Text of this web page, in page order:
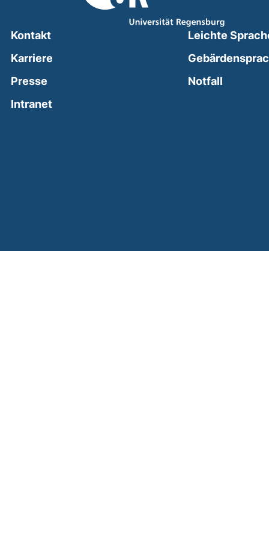
Kontakt
Karriere
Presse
Intranet(external link, opens in a new window)
Leichte
Notfall